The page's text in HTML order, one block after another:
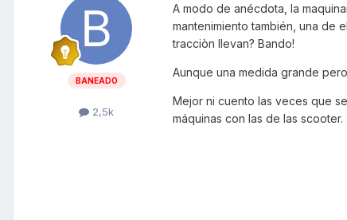
BANEADO
2,5k
A modo de anécdota, la
mantenimiento también, una de
tracciòn llevan? Bando!
Aunque una medida grande
Mejor ni cuento las veces que
máquinas con las de las scooter.